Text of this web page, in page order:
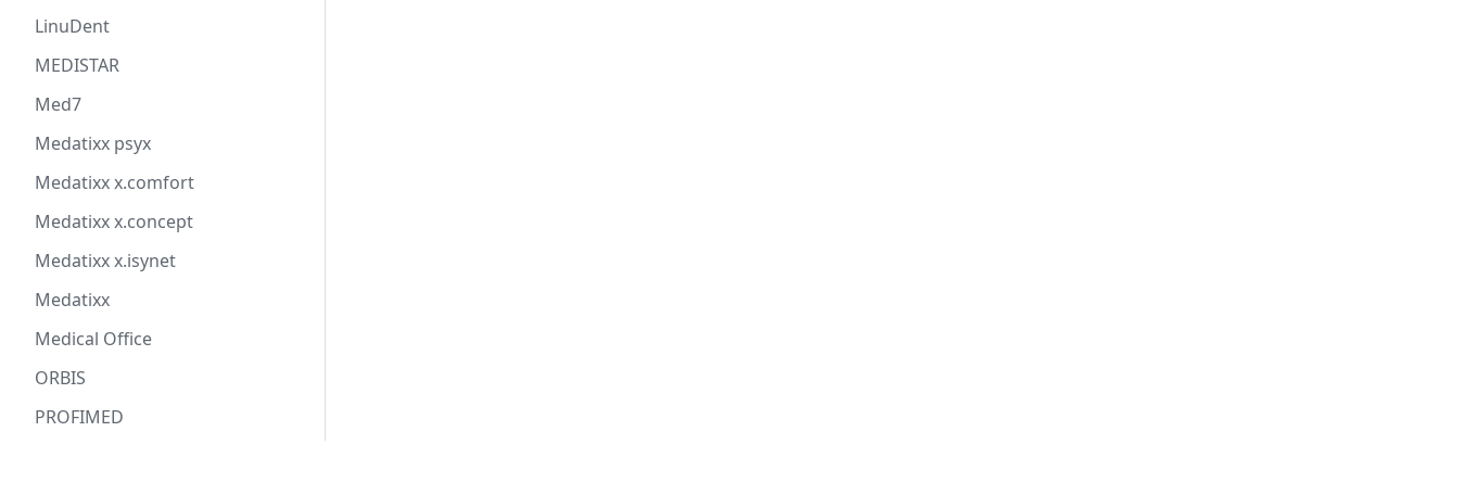
LinuDent
MEDISTAR
Med7
Medatixx psyx
Medatixx x.comfort
Medatixx x.concept
Medatixx x.isynet
Medatixx
Medical Office
ORBIS
PROFIMED